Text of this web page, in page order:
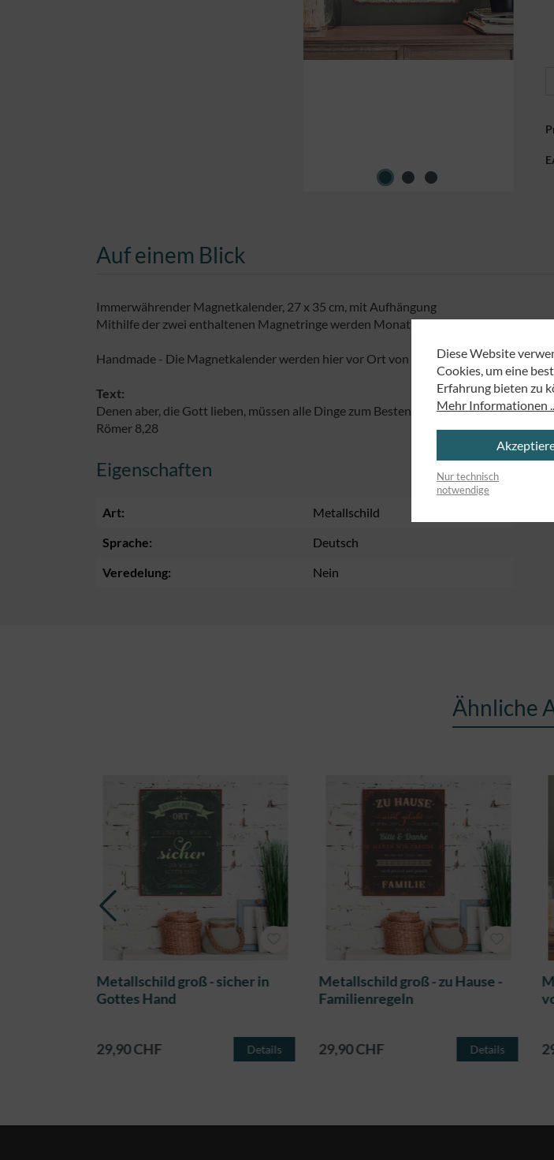
Auf einem Blick
Immerwährender Magnetkalender, 27 x 35 cm, mit Aufhängung
Mithilfe der zwei enthaltenen Magnetringe werden Monat und Tag markiert.
Handmade - Die Magnetkalender werden hier vor Ort von uns produziert.
Text:
Denen aber, die Gott lieben, müssen alle Dinge zum Besten dienen.
Römer 8,28
Eigenschaften
Art:
Metallschild
Sprache:
Deutsch
Veredelung:
Nein
Ähnliche
Metallschild groß - sicher in
Gottes Hand
29,90 CHF Details
Metallschild groß - zu Hause -
Familienregeln
29,90 CHF Details
Diese Website
Cookies, um eine
Erfahrung bieten zu
Mehr Informationen ...
Nur technisch
notwendige